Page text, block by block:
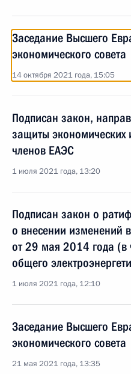
Заседание Высшего
экономического совета
14 октября 2021 года, 15:05
Подписан закон,
защиты экономических
членов ЕАЭС
1 июля 2021 года, 13:20
Подписан закон о
о внесении изменений
от 29 мая 2014 года (в
общего
1 июля 2021 года, 12:10
Заседание Высшего
экономического совета
21 мая 2021 года, 13:35